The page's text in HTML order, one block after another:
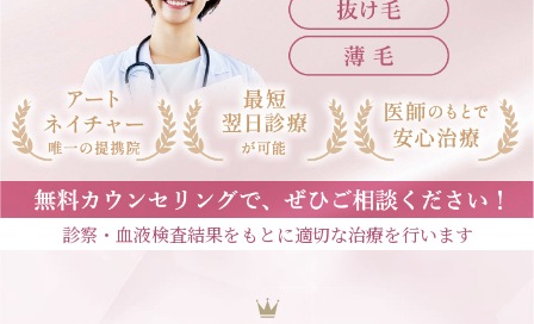
診察・血液検査結果をもとに適切な治療を行います